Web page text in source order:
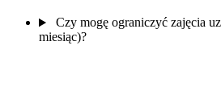
Czy mogę ograniczyć zajęcia
miesiąc)?